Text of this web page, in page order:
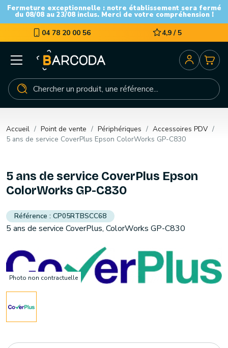
Fermeture exceptionnelle : notre établissement sera fermé
du 08/08 au 23/08 inclus. Merci de votre compréhension !
04 78 20 00 56 4,9 / 5
Accueil Point de vente Périphériques
Accessoires PDV
5 ans de service CoverPlus Epson ColorWorks GP-C830
Photo non contractuelle
5 ans de service CoverPlus Epson
ColorWorks GP-C830
CP05RTBSCC68
5 ans de service CoverPlus, ColorWorks GP-C830